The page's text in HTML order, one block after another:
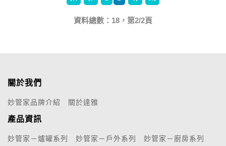
資料總數：18，第2/2頁
關於我們
妙管家品牌介紹 關於達雅
產品資訊
妙管家－爐罐系列 妙管家－戶外系列
妙管家－廚房系列